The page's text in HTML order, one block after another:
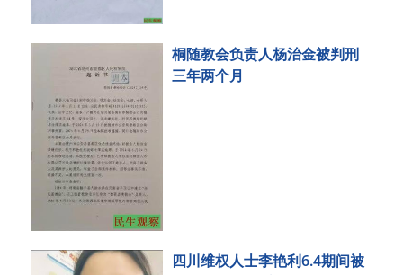
桐随教会负责人杨治金被判刑
三年两个月
四川维权人士李艳利6.4期间被